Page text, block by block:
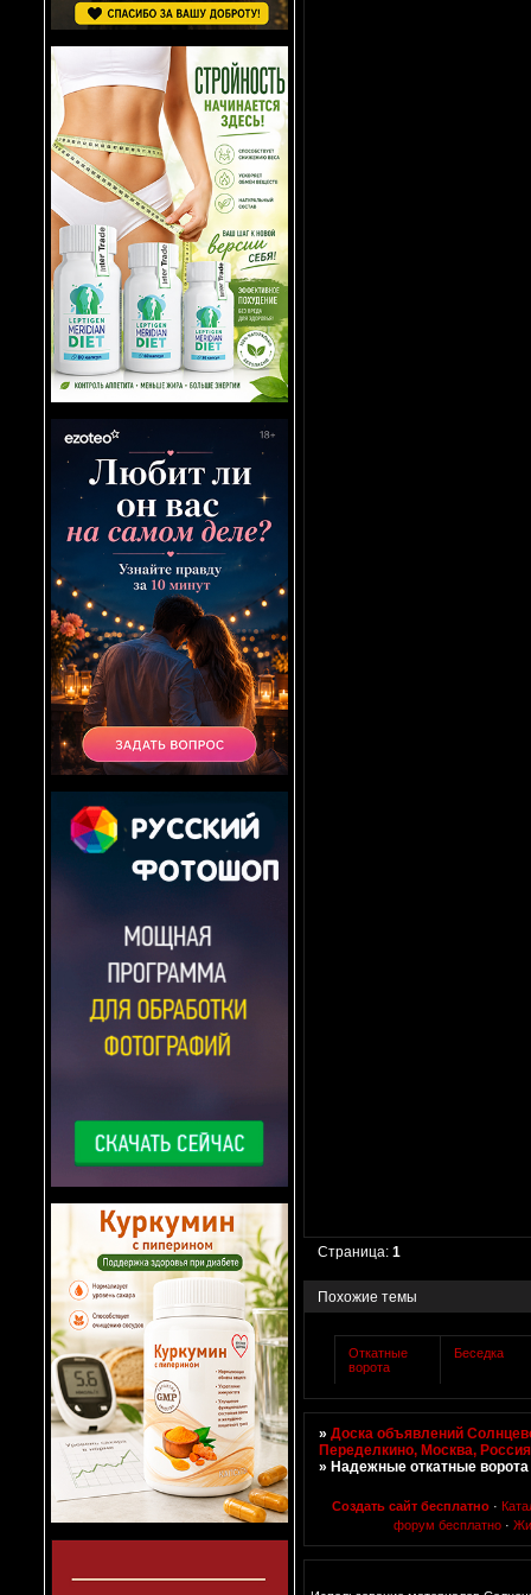
Страница:1
Похожие темы
Откатные
ворота
Беседка
»Доска объявлений
Переделкино, Москва, Россия
»Надежные откатные
Создать сайт бесплатно ·
форум бесплатно ·